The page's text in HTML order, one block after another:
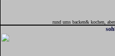
rund ums backen& kochen,